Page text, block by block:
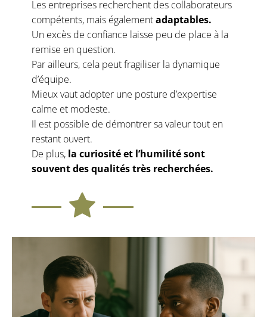
Les entreprises recherchent des collaborateurs
compétents, mais égalementadaptables.
Un excès de confiance laisse peu de place à la
remise en question.
Par ailleurs, cela peut fragiliser la dynamique
d’équipe.
Mieux vaut adopter une posture d’expertise
calme et modeste.
Il est possible de démontrer sa valeur tout en
restant ouvert.
De plus, la curiosité et l’humilité sont
souvent des qualités très recherchées.